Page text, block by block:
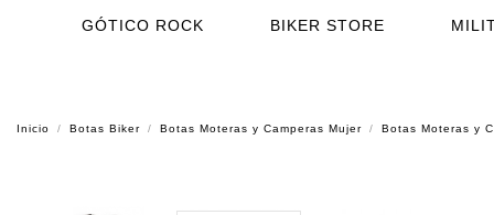
GÓTICO ROCK BIKER STORE
Inicio Botas Biker Botas Moteras y Camperas Mujer Botas Moteras y